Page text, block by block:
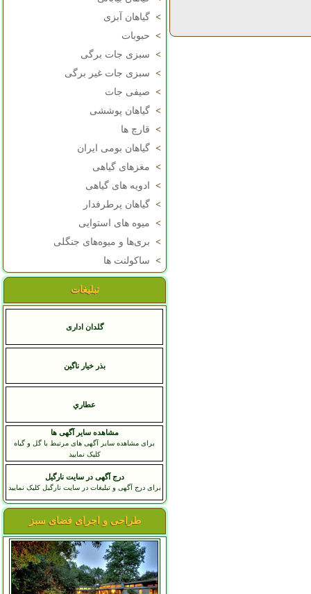
> گیاهان آبزی
> حبوبات
> سبزی جات برگی
> سبزی جات غیر برگی
> صیفی جات
> گیاهان پوششی
> قارچ ها
> گیاهان بومی ایران
> مغزهای گیاهی
>
ادویه های گیاهی
> گیاهان پرطرفدار
> میوه های استوایی
> بری‌ها و میوه‌های جنگلی
> ساکولنت ها
تبلیغات
گلدان اداری
بذر خیار ناگین
عطاري
مشاهده سایر آگهی ها
برای مشاهده سایر آگهی های مرتبط با گل و گیاه
کلیک نمایید
درج آگهی در سایت نارگیل
برای درج آگهی و تبلیغات در سایت نارگیل کلیک نمایید
طراحی و اجرای فضای سبز